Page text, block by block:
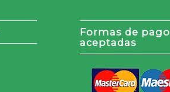
Formas de pago
aceptadas